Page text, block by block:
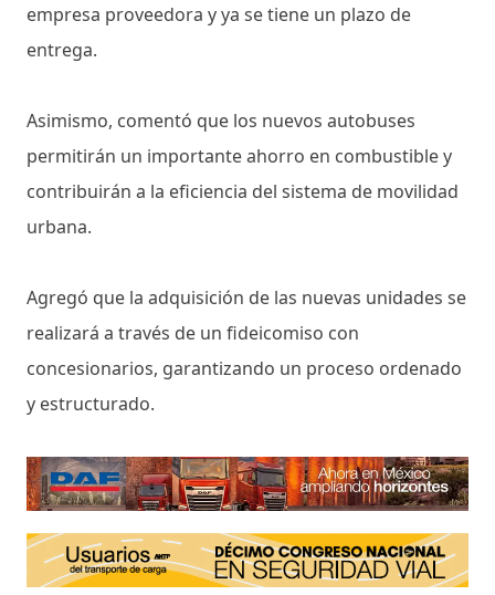
empresa proveedora y ya se tiene un plazo de
entrega.
Asimismo, comentó que los nuevos autobuses
permitirán un importante ahorro en combustible y
contribuirán a la eficiencia del sistema de movilidad
urbana.
Agregó que la adquisición de las nuevas unidades se
realizará a través de un fideicomiso con
concesionarios, garantizando un proceso ordenado
y estructurado.